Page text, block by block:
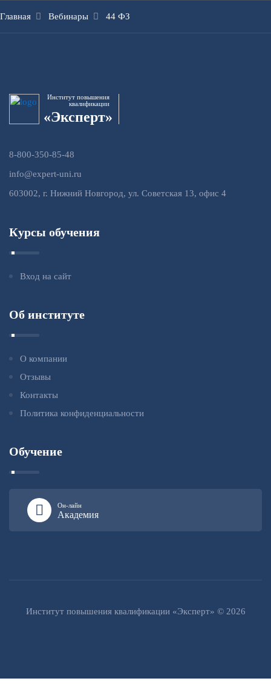
Главная Вебинары 44 ФЗ
Институт повышения
квалификации
«Эксперт»
8-800-350-85-48
info@expert-uni.ru
603002, г. Нижний Новгород, ул. Советская 13, офис 4
Курсы обучения
Вход на сайт
Об институте
О компании
Отзывы
Контакты
Политика конфиденциальности
Обучение
Он-лайн
Академия
Институт повышения квалификации «Эксперт» © 2026